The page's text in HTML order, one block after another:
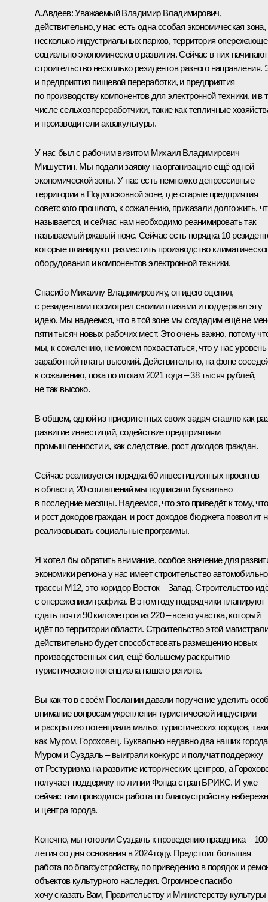
А.Авдеев:Уважаемый Владимир Владимирович,
действительно, у нас есть одна особая экономическая зона,
несколько индустриальных парков, территория
социально-экономического развития. Сейчас в них начинают
строительство несколько резидентов разного направления.
и предприятия пищевой переработки, и предприятия
по производству компонентов для электронной техники, и в
числе сельхозпереработчики, такие как тепличные
и производители аквакультуры.
У нас был с рабочим визитом Михаил Владимирович
Мишустин. Мы подали заявку на организацию ещё одной
экономической зоны. У нас есть немножко депрессивные
территории в Подмосковной зоне, где старые предприятия
советского прошлого, к сожалению, приказали долго жить,
называется, и сейчас нам необходимо реанимировать так
называемый ржавый пояс. Сейчас есть порядка 10
которые планируют разместить производство
оборудования и компонентов электронной техники.
Спасибо Михаилу Владимировичу, он идею оценил,
с резидентами посмотрел своими глазами и поддержал эту
идею. Мы надеемся, что в той зоне мы создадим ещё не
пяти тысяч новых рабочих мест. Это очень важно, потому
мы, к сожалению, не можем похвастаться, что у нас уровень
заработной платы высокий. Действительно, на фоне
к сожалению, пока по итогам 2021 года – 38 тысяч рублей,
не так высоко.
В общем, одной из приоритетных своих задач ставлю как
развитие инвестиций, содействие предприятиям
промышленности и, как следствие, рост доходов граждан.
Сейчас реализуется порядка 60 инвестиционных проектов
в области, 20 соглашений мы подписали буквально
в последние месяцы. Надеемся, что это приведёт к тому, что
и рост доходов граждан, и рост доходов бюджета позволит
реализовывать социальные программы.
Я хотел бы обратить внимание, особое значение для
экономики региона у нас имеет строительство
трассы М12, это коридор Восток – Запад. Строительство
с опережением графика. В этом году подрядчики планируют
сдать почти 90 километров из 220 – всего участка, который
идёт по территории области. Строительство этой
действительно будет способствовать размещению новых
производственных сил, ещё большему раскрытию
туристического потенциала нашего региона.
Вы как-то в своём Послании давали поручение уделить
внимание вопросам укрепления туристической индустрии
и раскрытию потенциала малых туристических городов,
как Муром, Гороховец. Буквально недавно два наших
Муром и Суздаль – выиграли конкурс и получат поддержку
от Ростуризма на развитие исторических центров, а
получает поддержку по линии Фонда стран БРИКС. И уже
сейчас там проводится работа по благоустройству
и центра города.
Конечно, мы готовим Суздаль к проведению праздника –
летия со дня основания в 2024 году. Предстоит большая
работа по благоустройству, по приведению в порядок и
объектов культурного наследия. Огромное спасибо
хочу сказать Вам, Правительству и Министерству культуры